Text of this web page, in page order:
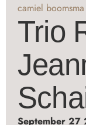
camiel boomsma
Trio
September 27